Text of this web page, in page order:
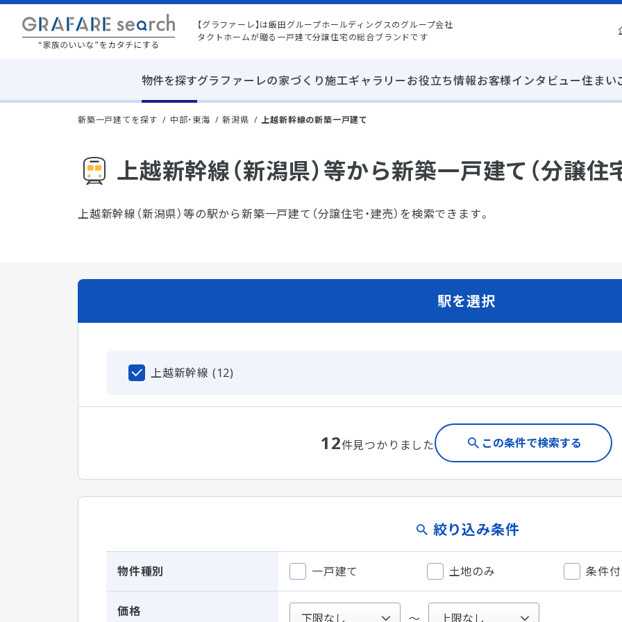
【グラファーレ】は飯田グループホールディングスのグループ会社
タクトホームが贈る一戸建て分譲住宅の総合ブランドです
物件を探すグラファーレの家づくり施工ギャラリーお役立ち情報お客様インタビュー住まい
新築一戸建てを探す 中部・東海 新潟県 上越新幹線の新築一戸建て
上越新幹線（新潟県）等から新築一戸建て（分譲住
上越新幹線（新潟県）等の駅から新築一戸建て（分譲住宅・建売）を検索できます。
駅を選択
上越新幹線 (12)
12件見つかりました この条件で検索する
絞り込み条件
物件種別 一戸建て 土地のみ 条件
価格 〜